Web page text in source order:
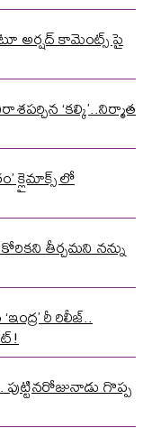
అర్షద్ కామెంట్స్ పై
‘కల్కి’..నిర్మాత
క్లైమాక్స్ లో
తీర్చమని నన్ను
రీ రిలీజ్..
గొప్ప